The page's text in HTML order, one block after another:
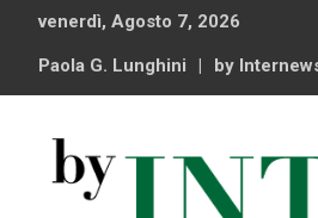
content
venerdì, Agosto 7, 2026
Paola G. Lunghini by